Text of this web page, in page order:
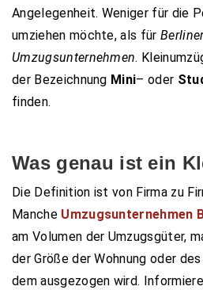
Angelegenheit. Weniger für die
umziehen möchte, als für
Umzugsunternehmen.
der Bezeichnung Mini– oder
finden.
Was genau ist ein
Die Definition ist von Firma zu
MancheUmzugsunternehmen
am Volumen der Umzugsgüter,
der Größe der Wohnung oder
dem ausgezogen wird.